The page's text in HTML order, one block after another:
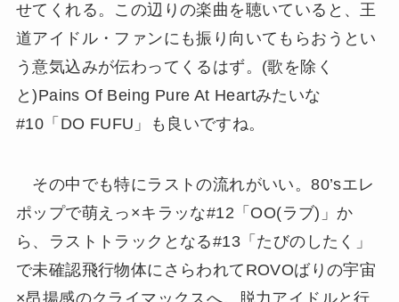
せてくれる。この辺りの楽曲を聴いていると、王
道アイドル・ファンにも振り向いてもらおうとい
う意気込みが伝わってくるはず。(歌を除く
と)Pains Of Being Pure At Heartみたいな
#10「DO FUFU」も良いですね。
その中でも特にラストの流れがいい。80’sエレ
ポップで萌えっ×キラッな#12「OO(ラブ)」か
ら、ラストトラックとなる#13「たびのしたく」
で未確認飛行物体にさらわれてROVOばりの宇宙